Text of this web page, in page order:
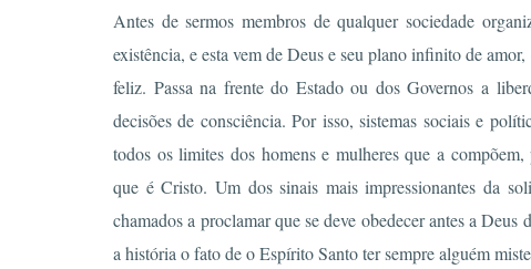
Antes de sermos membros de qualquer sociedade
existência, e esta vem de Deus e seu plano infinito de
feliz. Passa na frente do Estado ou dos Governos a
decisões de consciência. Por isso, sistemas sociais e
todos os limites dos homens e mulheres que a
que é Cristo. Um dos sinais mais impressionantes da
chamados a proclamar que se deve obedecer antes a
a história o fato de o Espírito Santo ter sempre alguém